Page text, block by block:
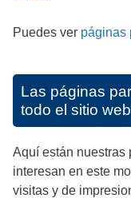
Puedes ver páginas
Las páginas
todo el sitio
Aquí están nuestras
interesan en este
visitas y de